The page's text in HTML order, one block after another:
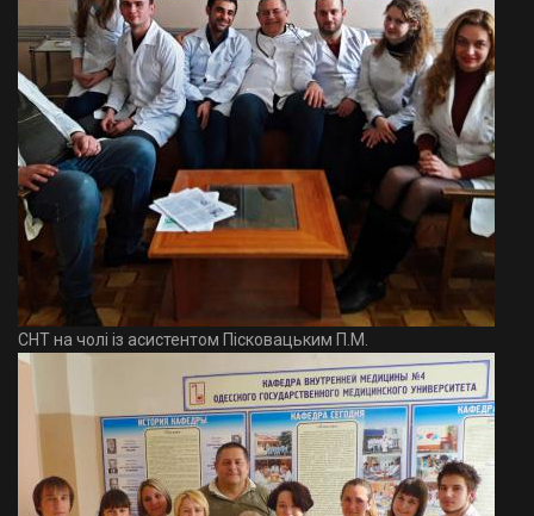
СНТ на чолі із асистентом Пісковацьким П.М.